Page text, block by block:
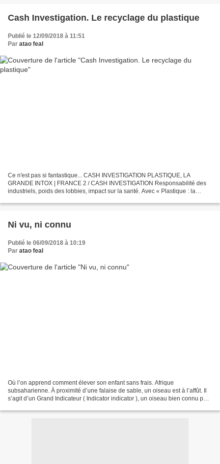
Cash Investigation. Le recyclage du plastique
Publié le 12/09/2018 à 11:51
Par atao feal
Ce n'est pas si fantastique... CASH INVESTIGATION PLASTIQUE, LA
GRANDE INTOX | FRANCE 2 / CASH INVESTIGATION Responsabilité des
industriels, poids des lobbies, impact sur la santé. Avec « Plastique : la
Ni vu, ni connu
Publié le 06/09/2018 à 10:19
Par atao feal
Où l’on apprend comment élever son enfant sans frais. Afrique
subsaharienne. À proximité d’une falaise de sable, un oiseau est à l’affût. Il
s’agit d’un Grand Indicateur ( Indicator indicator ), un oiseau bien connu pour